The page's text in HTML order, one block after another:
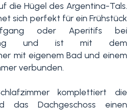
die Hügel des Argentina-Tals.
sich perfekt für ein Frühstück
oder Aperitifs bei
und ist mit dem
mit eigenem Bad und einem
verbunden.
komplettiert die
das Dachgeschoss einen